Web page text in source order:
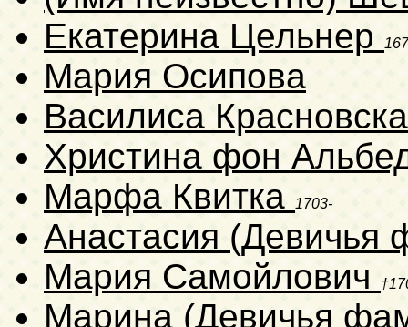
Екатерина Цельнер
Мария Осипова
Василиса
Христина фон
Марфа Квитка
1703-
Анастасия (Девичья
Мария Самойлович
Марина (Девичья